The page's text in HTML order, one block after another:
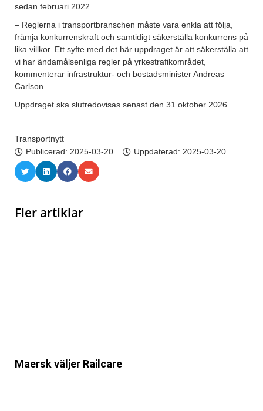
sedan februari 2022.
– Reglerna i transportbranschen måste vara enkla att följa,
främja konkurrenskraft och samtidigt säkerställa konkurrens på
lika villkor. Ett syfte med det här uppdraget är att säkerställa att
vi har ändamålsenliga regler på yrkestrafikområdet,
kommenterar infrastruktur- och bostadsminister Andreas
Carlson.
Uppdraget ska slutredovisas senast den 31 oktober 2026.
Transportnytt
Publicerad: 2025-03-20 Uppdaterad: 2025-03-20
Fler artiklar
Maersk väljer Railcare